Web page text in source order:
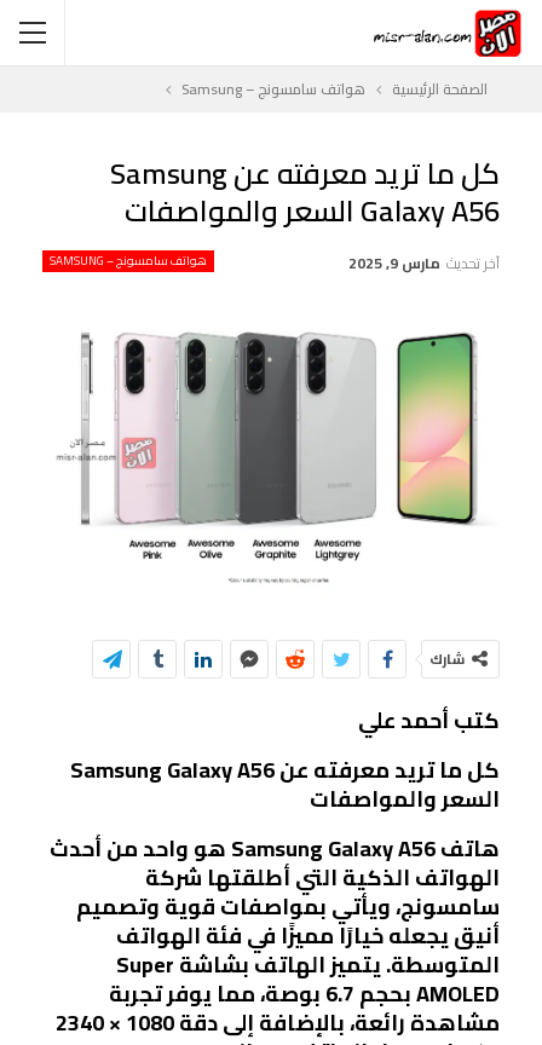
الصفحة الرئيسية هواتف سامسونج – Samsung
كل ما تريد معرفته عن Samsung
Galaxy A56 السعر والمواصفات
هواتف سامسونج – SAMSUNG آخر تحديث مارس 9, 2025
شارك
كتب أحمد علي
كل ما تريد معرفته عن Samsung Galaxy A56
السعر والمواصفات
هاتف Samsung Galaxy A56 هو واحد من أحدث
الهواتف الذكية التي أطلقتها شركة
سامسونج، ويأتي بمواصفات قوية وتصميم
أنيق يجعله خيارًا مميزًا في فئة الهواتف
المتوسطة. يتميز الهاتف بشاشة Super
AMOLED بحجم 6.7 بوصة، مما يوفر تجربة
مشاهدة رائعة، بالإضافة إلى دقة 1080 × 2340